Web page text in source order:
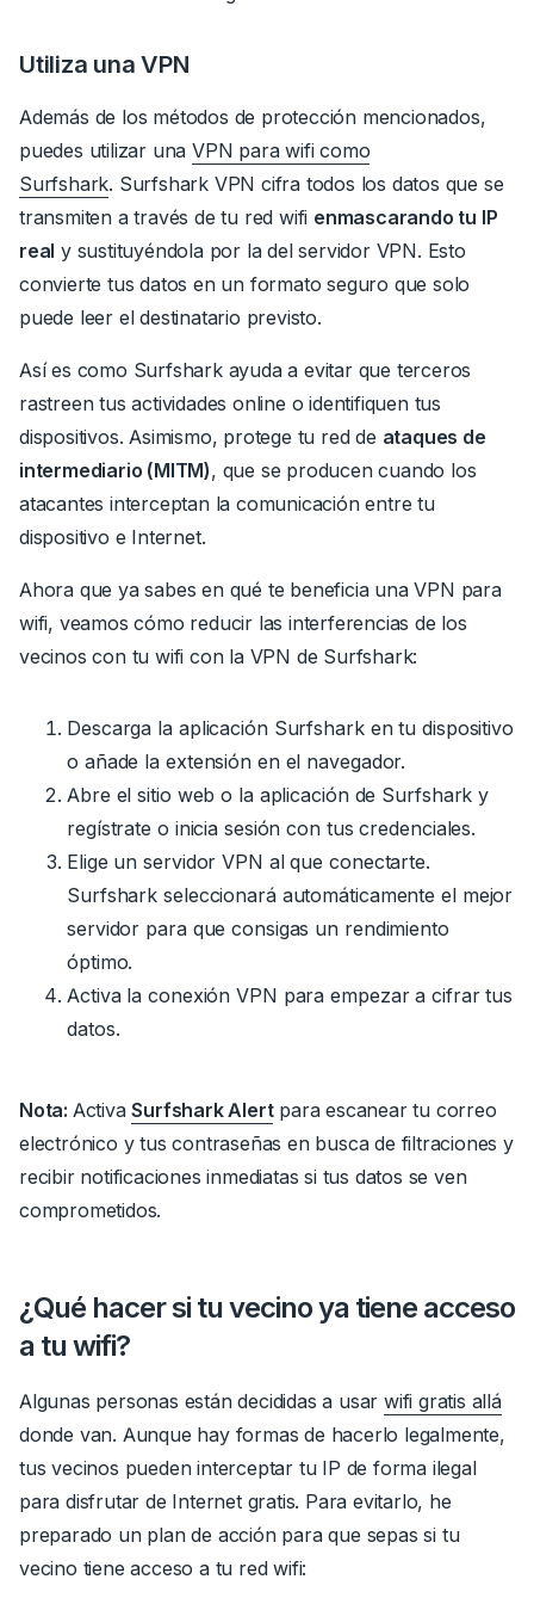
Utiliza una VPN
Además de los métodos de protección mencionados,
puedes utilizar unaVPN para wifi como
Surfshark. Surfshark VPN cifra todos los datos que se
transmiten a través de tu red wifi enmascarando tu IP
real y sustituyéndola por la del servidor VPN. Esto
convierte tus datos en un formato seguro que solo
puede leer el destinatario previsto.
Así es como Surfshark ayuda a evitar que terceros
rastreen tus actividades online o identifiquen tus
dispositivos. Asimismo, protege tu red de ataques de
intermediario (MITM), que se producen cuando los
atacantes interceptan la comunicación entre tu
dispositivo e Internet.
Ahora que ya sabes en qué te beneficia una VPN para
wifi, veamos cómo reducir las interferencias de los
vecinos con tu wifi con la VPN de Surfshark:
Descarga la aplicación Surfshark en tu dispositivo
o añade la extensión en el navegador.
Abre el sitio web o la aplicación de Surfshark y
regístrate o inicia sesión con tus credenciales.
Elige un servidor VPN al que conectarte.
Surfshark seleccionará automáticamente el mejor
servidor para que consigas un rendimiento
óptimo.
Activa la conexión VPN para empezar a cifrar tus
datos.
Nota: ActivaSurfshark Alertpara escanear tu correo
electrónico y tus contraseñas en busca de filtraciones y
recibir notificaciones inmediatas si tus datos se ven
comprometidos.
¿Qué hacer si tu vecino ya tiene acceso
a tu wifi?
Algunas personas están decididas a usar wifi gratis allá
donde van. Aunque hay formas de hacerlo legalmente,
tus vecinos pueden interceptar tu IP de forma ilegal
para disfrutar de Internet gratis. Para evitarlo, he
preparado un plan de acción para que sepas si tu
vecino tiene acceso a tu red wifi: